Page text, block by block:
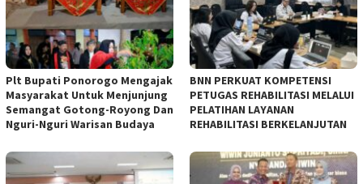
Plt Bupati Ponorogo Mengajak
Masyarakat Untuk Menjunjung
Semangat Gotong-Royong Dan
Nguri-Nguri Warisan Budaya
BNN PERKUAT KOMPETENSI
PETUGAS REHABILITASI MELALUI
PELATIHAN LAYANAN
REHABILITASI BERKELANJUTAN